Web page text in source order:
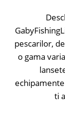
pescarilor,
o gama
ti